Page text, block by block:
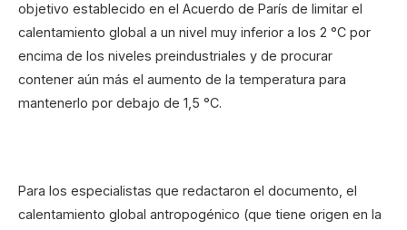
objetivo establecido en el Acuerdo de París de limitar el
calentamiento global a un nivel muy inferior a los 2 °C por
encima de los niveles preindustriales y de procurar
contener aún más el aumento de la temperatura para
mantenerlo por debajo de 1,5 °C.
Para los especialistas que redactaron el documento, el
calentamiento global antropogénico (que tiene origen en la